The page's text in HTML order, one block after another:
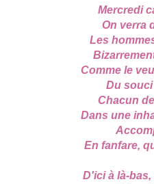
Mercredi
On verra
Les
Comme le
Du
Chacun
Dans une
En fanfare,
D'ici à là-